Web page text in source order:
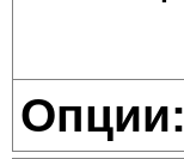
Опции: